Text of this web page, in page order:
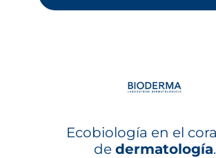
Ecobiología en el
de dermatología.